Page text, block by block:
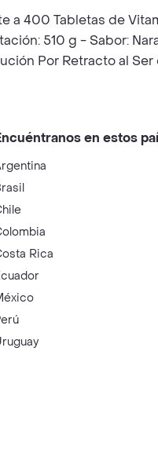
400 Tabletas de
510 g - Sabor:
Por Retracto al Ser
en estos
Rica